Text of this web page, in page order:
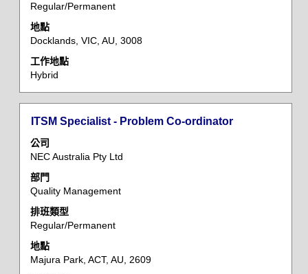
Regular/Permanent
地點
Docklands, VIC, AU, 3008
工作地點
Hybrid
視
工
作
訊
的
內
容。
標
題
ITSM Specialist - Problem Co-ordinator
公司
NEC Australia Pty Ltd
部門
Quality Management
排班類型
Regular/Permanent
地點
Majura Park, ACT, AU, 2609
選
取
空
列
以
檢
視
工
作